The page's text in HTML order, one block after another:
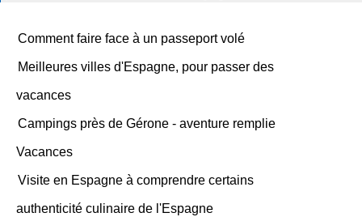
Comment faire face à un passeport volé
Meilleures villes d'Espagne, pour passer des
vacances
Campings près de Gérone - aventure remplie
Vacances
Visite en Espagne à comprendre certains
authenticité culinaire de l'Espagne